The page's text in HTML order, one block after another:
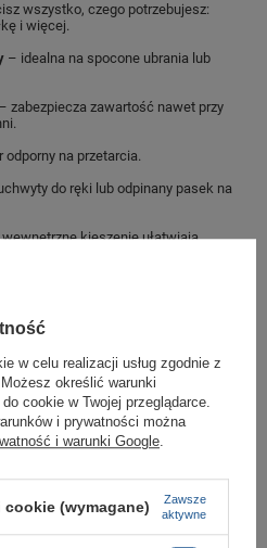
wszystko, czego potrzebujesz:
i więcej.
– idealna na spocone ubrania lub
– zabezpiecza zawartość nawet przy
odporny na przetarcia.
do ręki lub odpinany pasek na
kieszenie ułatwiają
pojemności (95l),
piłkarzom,
krótsze wypady,
oraz
w celu realizacji usług zgodnie z
. Możesz określić warunki
cookie w Twojej przeglądarce.
i prywatności można
i warunki Google
(wymagane)
Zawsze
aktywne